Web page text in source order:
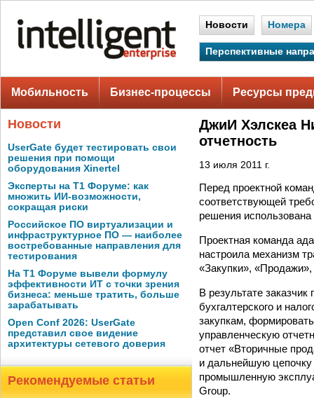
Новости Номера
Перспективные
Мобильность Бизнес-процессы Ресурсы
Новости
UserGate будет тестировать свои
решения при помощи
оборудования Xinertel
Эксперты на Т1 Форуме: как
множить ИИ-возможности,
сокращая риски
Российское ПО виртуализации и
инфраструктурное ПО — наиболее
востребованные направления для
тестирования
На Т1 Форуме вывели формулу
эффективности ИТ с точки зрения
бизнеса: меньше тратить, больше
зарабатывать
Open Conf 2026: UserGate
представил свое видение
архитектуры сетевого доверия
Рекомендуемые статьи
ДжиИ Хэлскеа
отчетность
13 июля 2011 г.
Перед проектной
соответствующей
решения
Проектная команда
настроила механизм
«Закупки»,
В результате
бухгалтерского и
закупкам,
управленческую
отчет «Вторичные
и дальнейшую
промышленную
Group.